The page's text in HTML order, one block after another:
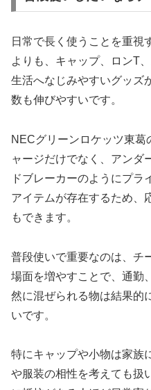
日常で長く使うことを重視
よりも、キャップ、ロンT
生活へなじみやすいグッズ
数も伸びやすいです。
NECグリーンロケッツ東
ャージだけでなく、アンダ
ドブレーカーのようにプラ
アイテムが存在するため、
もできます。
普段使いで重要なのは、チ
場面を増やすことで、通勤
然に混ぜられる物は結果的
いです。
特にキャップや小物は家族
や服装の相性を考えても扱